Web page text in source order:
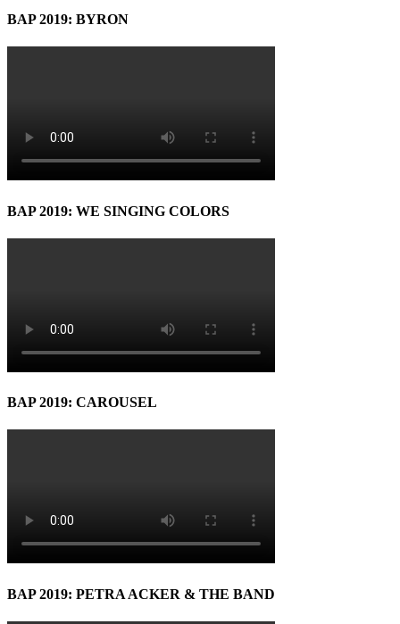
BAP 2019: BYRON
BAP 2019: WE SINGING COLORS
BAP 2019: CAROUSEL
BAP 2019: PETRA ACKER & THE BAND